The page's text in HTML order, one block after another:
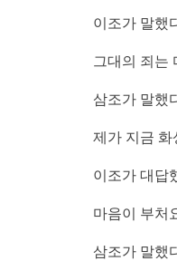
이조가 말했
그대의 죄는
삼조가 말했
제가 지금 화
이조가 대답
마음이 부처
삼조가 말했